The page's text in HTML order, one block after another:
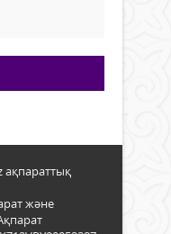
ақпараттық
және